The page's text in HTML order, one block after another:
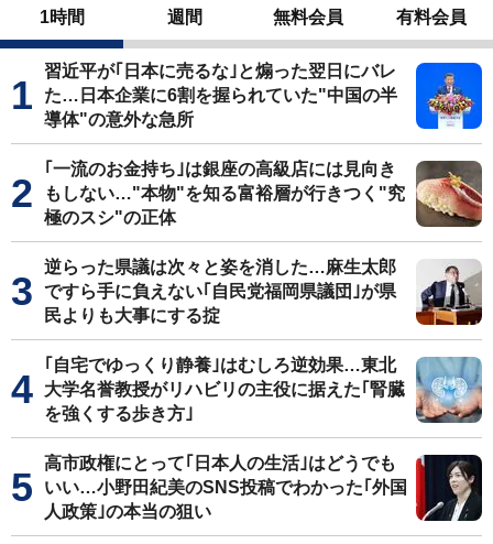
1時間 週間 無料会員 有料会員
習近平が｢日本に売るな｣と煽った翌日にバレ
た…日本企業に6割を握られていた"中国の半
導体"の意外な急所
｢一流のお金持ち｣は銀座の高級店には見向き
もしない…"本物"を知る富裕層が行きつく"究
極のスシ"の正体
逆らった県議は次々と姿を消した…麻生太郎
ですら手に負えない｢自民党福岡県議団｣が県
民よりも大事にする掟
｢自宅でゆっくり静養｣はむしろ逆効果…東北
大学名誉教授がリハビリの主役に据えた｢腎臓
を強くする歩き方｣
高市政権にとって｢日本人の生活｣はどうでも
いい…小野田紀美のSNS投稿でわかった｢外国
人政策｣の本当の狙い